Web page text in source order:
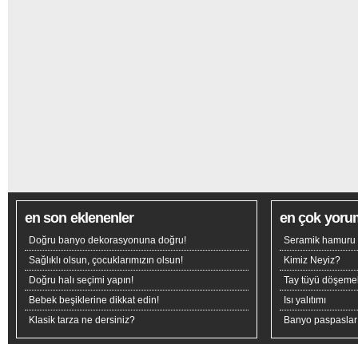
en son eklenenler
Doğru banyo dekorasyonuna doğru!
Sağlıklı olsun, çocuklarımızın olsun!
Doğru halı seçimi yapın!
Bebek beşiklerine dikkat edin!
Klasik tarza ne dersiniz?
en çok
Seramik hamuru
Kimiz Neyiz?
Tay tüyü
Isı yalıtımı
Banyo